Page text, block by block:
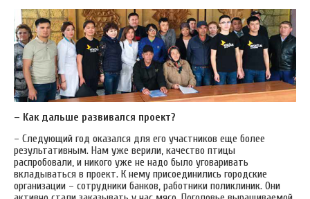
– Как дальше развивался проект?
– Следующий год оказался для его участников еще более
результативным. Нам уже верили, качество птицы
распробовали, и никого уже не надо было уговаривать
вкладываться в проект. К нему присоединились городские
организации – сотрудники банков, работники поликлиник. Они